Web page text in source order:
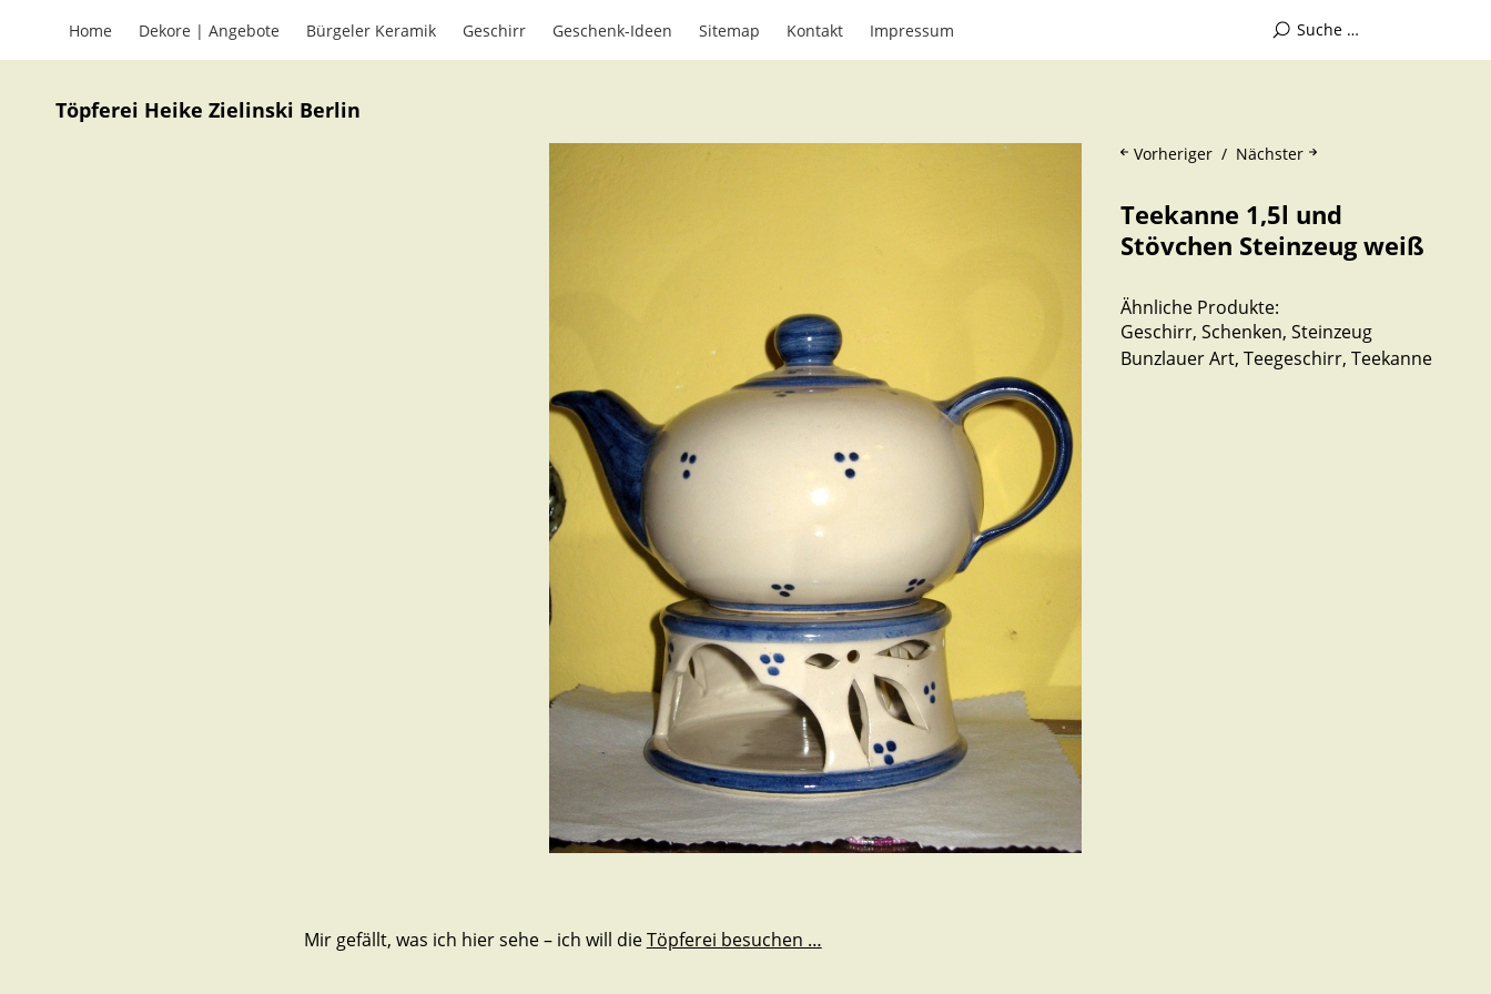
Home Dekore | Angebote Bürgeler Keramik Geschirr Geschenk-Ideen Sitemap Kontakt Impressum
Töpferei Heike Zielinski Berlin
Nächster
Vorheriger
Teekanne 1,5l und
Stövchen Steinzeug weiß
Ähnliche Produkte:
Geschirr, Schenken, Steinzeug
Bunzlauer Art, Teegeschirr, Teekanne
Mir gefällt, was ich hier sehe – ich will dieTöpferei besuchen …